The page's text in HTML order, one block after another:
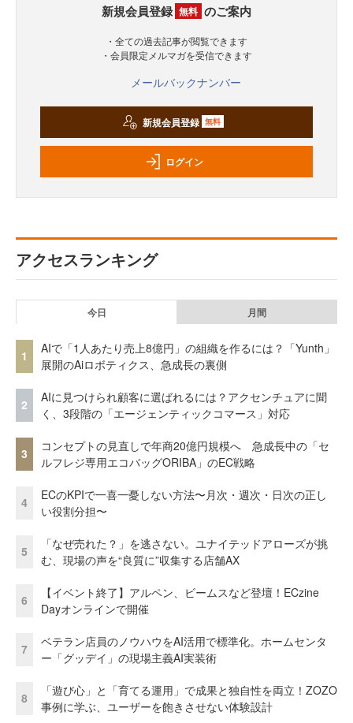
新規会員登録 無料 のご案内
・全ての過去記事が閲覧できます
・会員限定メルマガを受信できます
メールバックナンバー
新規会員登録 無料
ログイン
アクセスランキング
今日 月間
1
AIで「1人あたり売上8億円」の組織を作るには？「Yunth」
展開のAiロボティクス、急成長の裏側
2
AIに見つけられ顧客に選ばれるには？アクセンチュアに聞
く、3段階の「エージェンティックコマース」対応
3
コンセプトの見直しで年商20億円規模へ 急成長中の「セ
ルフレジ専用エコバッグORIBA」のEC戦略
4
ECのKPIで一喜一憂しない方法〜月次・週次・日次の正し
い役割分担〜
5
「なぜ売れた？」を逃さない。ユナイテッドアローズが挑
む、現場の声を“良質に”収集する店舗AX
6
【イベント終了】アルペン、ビームスなど登壇！ECzine
Dayオンラインで開催
7
ベテラン店員のノウハウをAI活用で標準化。ホームセンタ
ー「グッデイ」の現場主義AI実装術
8
「遊び心」と「育てる運用」で成果と独自性を両立！ZOZO
事例に学ぶ、ユーザーを飽きさせない体験設計